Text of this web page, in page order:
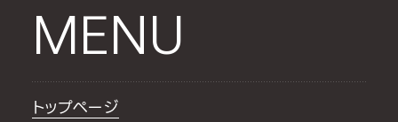
MENU
トップページ